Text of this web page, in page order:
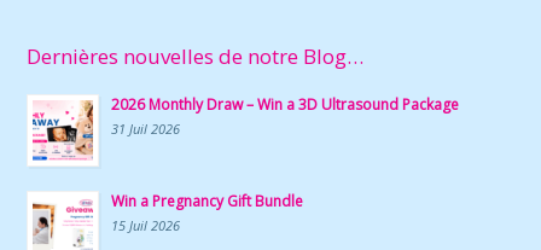
Dernières nouvelles de notre Blog…
2026 Monthly Draw – Win a 3D Ultrasound Package
31 Juil 2026
Win a Pregnancy Gift Bundle
15 Juil 2026